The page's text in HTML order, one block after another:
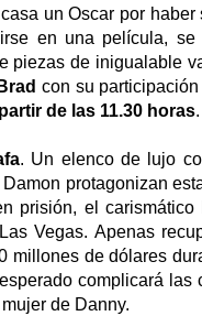
un Oscar por
en una película,
piezas de inigualable
con su
de las 11.30 horas.
. Un elenco de lujo
protagonizan
prisión, el
Vegas. Apenas
millones de dólares
complicará las
de Danny.